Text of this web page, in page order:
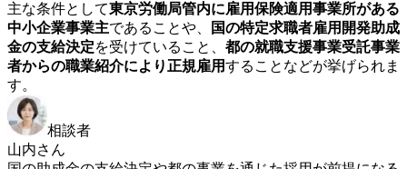
主な条件として東京労働局管内に雇用保険適用事業所がある
中小企業事業主であることや、
国の特定求職者雇用開発助成
金の支給決定を受けていること、 都の就職支援事業受託事業
者からの職業紹介により正規雇用することなどが挙げられま
す。
相談者
山内さん